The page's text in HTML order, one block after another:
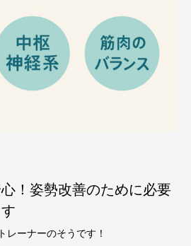
！姿勢改善のために必要
レーナーのそうです！